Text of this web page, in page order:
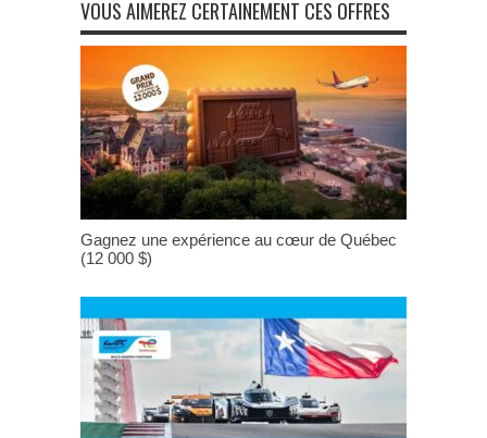
VOUS AIMEREZ CERTAINEMENT CES OFFRES
Gagnez une expérience au cœur de Québec
(12 000 $)